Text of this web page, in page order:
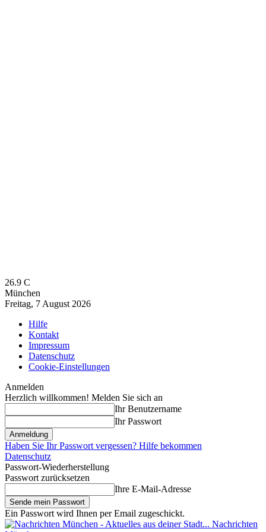
26.9 C
München
Freitag, 7 August 2026
Hilfe
Kontakt
Impressum
Datenschutz
Cookie-Einstellungen
Anmelden
Herzlich willkommen! Melden Sie sich an
Ihr Benutzername
Ihr Passwort
Haben Sie Ihr Passwort vergessen? Hilfe bekommen
Datenschutz
Passwort-Wiederherstellung
Passwort zurücksetzen
Ihre E-Mail-Adresse
Ein Passwort wird Ihnen per Email zugeschickt.
Nachrichten